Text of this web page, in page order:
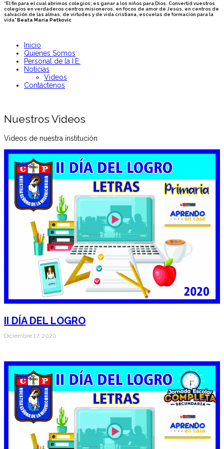
“El fin para el cual abrimos colegios; es ganar a los niños para Dios. Convertid vuestros
colegios en verdaderos centros misioneros, en focos de amor de Jesús, en centros de
salvación de las almas, de virtudes y de vida cristiana, escuelas de formación para la
vida”Beata María Petkovic
Inicio
Quienes Somos
Personal de la I.E.
Noticias
Videos
Contáctenos
Nuestros Videos
Videos de nuestra institución
VIDEO
II DÍA DEL LOGRO
Diciembre 17, 2020
VIDEO